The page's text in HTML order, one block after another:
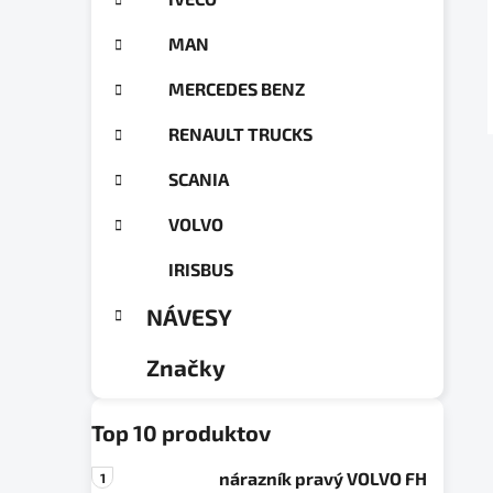
MAN
MERCEDES BENZ
RENAULT TRUCKS
SCANIA
VOLVO
IRISBUS
NÁVESY
Značky
Top 10 produktov
nárazník pravý VOLVO FH